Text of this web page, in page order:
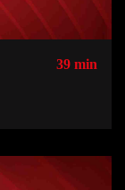
39 min